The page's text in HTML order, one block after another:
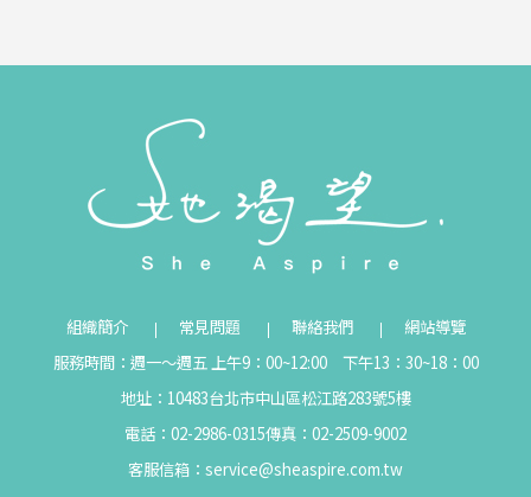
組織簡介 常見問題 聯絡我們
網站導覽
服務時間：週一～週五 上午9：00~12:00 下午13：30~18：00
地址：10483台北市中山區松江路283號5樓
電話：02-2986-0315傳真：02-2509-9002
客服信箱： service@sheaspire.com.tw